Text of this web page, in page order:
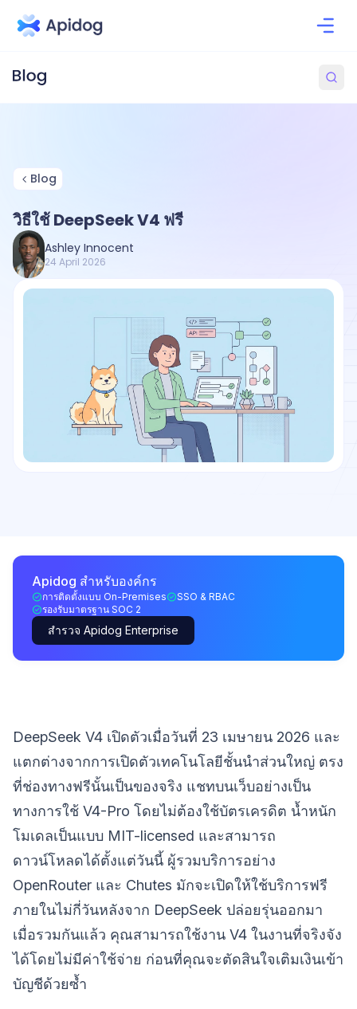
Blog
วิธีใช้ DeepSeek V4 ฟรี
Ashley Innocent
24 April 2026
Apidog สำหรับองค์กร
การติดตั้งแบบ On-Premises
SSO & RBAC
รองรับมาตรฐาน SOC 2
สำรวจ Apidog Enterprise
DeepSeek V4 เปิดตัวเมื่อวันที่ 23 เมษายน 2026 และ
แตกต่างจากการเปิดตัวเทคโนโลยีชั้นนำส่วนใหญ่ ตรง
ที่ช่องทางฟรีนั้นเป็นของจริง แชทบนเว็บอย่างเป็น
ทางการใช้ V4-Pro โดยไม่ต้องใช้บัตรเครดิต น้ำหนัก
โมเดลเป็นแบบ MIT-licensed และสามารถ
ดาวน์โหลดได้ตั้งแต่วันนี้ ผู้รวมบริการอย่าง
OpenRouter และ Chutes มักจะเปิดให้ใช้บริการฟรี
ภายในไม่กี่วันหลังจาก DeepSeek ปล่อยรุ่นออกมา
เมื่อรวมกันแล้ว คุณสามารถใช้งาน V4 ในงานที่จริงจัง
ได้โดยไม่มีค่าใช้จ่าย ก่อนที่คุณจะตัดสินใจเติมเงินเข้า
บัญชีด้วยซ้ำ